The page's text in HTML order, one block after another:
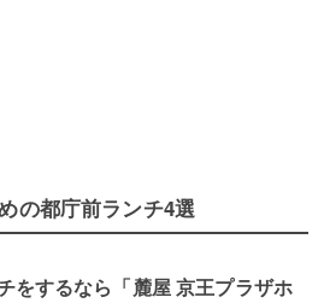
の都庁前ランチ4選
をするなら「麓屋 京王プラザホ